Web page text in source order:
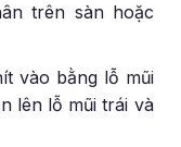
trên sàn hoặc
vào bằng lỗ mũi
lên lỗ mũi trái và